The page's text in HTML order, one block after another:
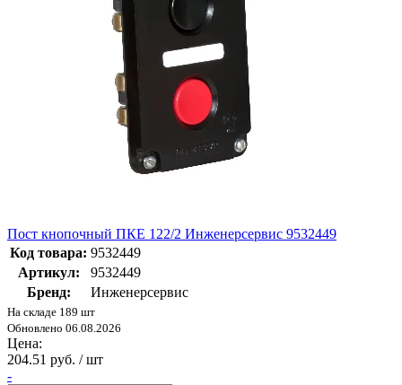
Пост кнопочный ПКЕ 122/2 Инженерсервис 9532449
Код товара: 9532449
Артикул:
9532449
Бренд:
Инженерсервис
На складе 189 шт
Обновлено 06.08.2026
Цена:
204.51 руб. / шт
-